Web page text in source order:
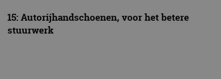
15: Autorijhandschoenen, voor het betere
stuurwerk